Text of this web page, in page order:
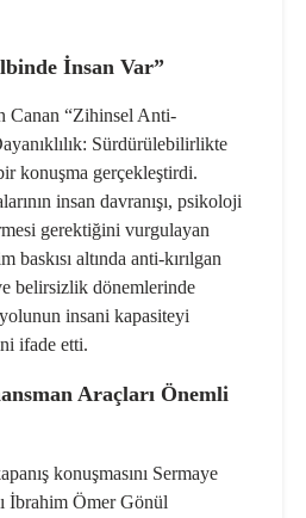
İnsan Var”
Canan “Zihinsel Anti-
Sürdürülebilirlikte
konuşma gerçekleştirdi.
insan davranışı, psikoloji
gerektiğini vurgulayan
baskısı altında anti-kırılgan
belirsizlik dönemlerinde
yolunun insani kapasiteyi
ifade etti.
Araçları Önemli
konuşmasını Sermaye
İbrahim Ömer Gönül